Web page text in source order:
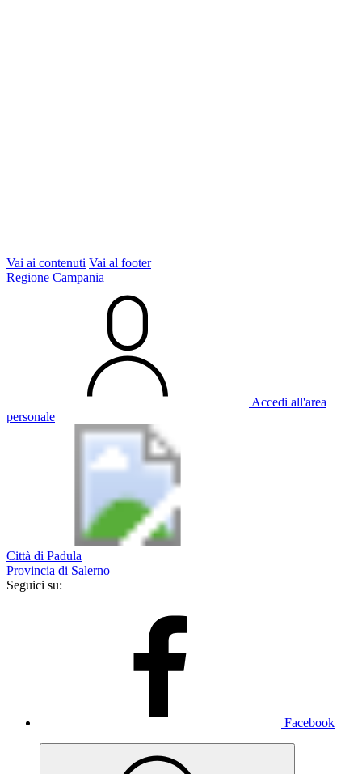
Vai ai contenuti Vai al footer
Regione Campania
Accedi all'area
personale
Città di Padula
Provincia di Salerno
Seguici su:
Facebook